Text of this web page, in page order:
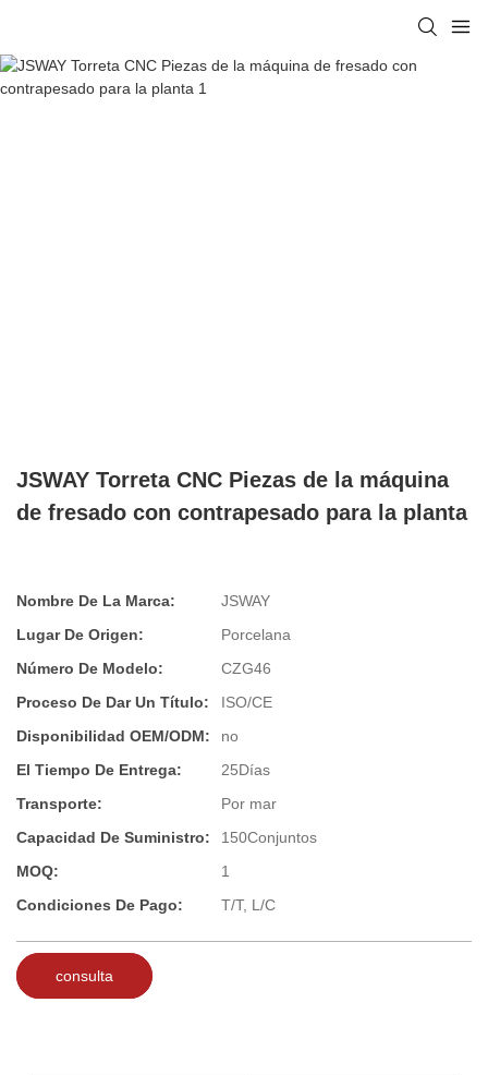
JSWAY Torreta CNC Piezas de la máquina
de fresado con contrapesado para la planta
Nombre De La Marca:
JSWAY
Lugar De Origen:
Porcelana
Número De Modelo:
CZG46
Proceso De Dar Un Título:
ISO/CE
Disponibilidad OEM/ODM:
no
El Tiempo De Entrega:
25Días
Transporte:
Por mar
Capacidad De Suministro:
150Conjuntos
MOQ:
1
Condiciones De Pago:
T/T, L/C
consulta